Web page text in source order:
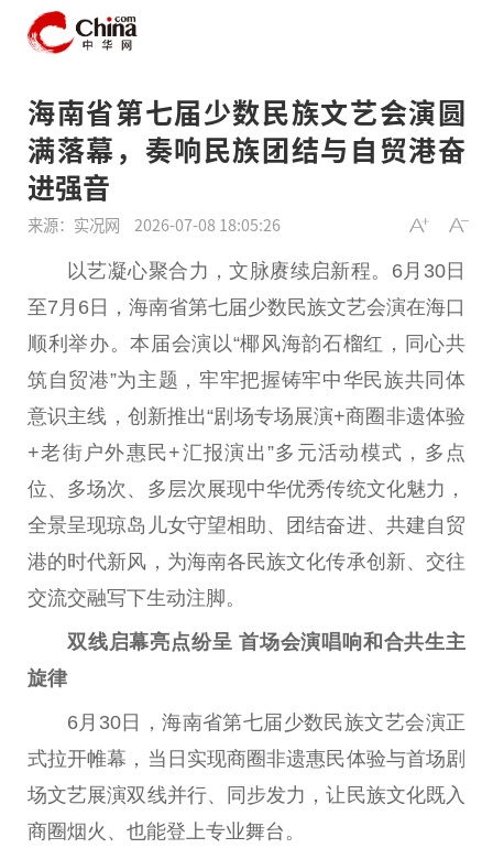
海南省第七届少数民族文艺会演圆
满落幕，奏响民族团结与自贸港奋
进强音
来源：实况网 2026-07-08 18:05:26
以艺凝心聚合力，文脉赓续启新程。6月30日
至7月6日，海南省第七届少数民族文艺会演在海口
顺利举办。本届会演以“椰风海韵石榴红，同心共
筑自贸港”为主题，牢牢把握铸牢中华民族共同体
意识主线，创新推出“剧场专场展演+商圈非遗体验
+老街户外惠民+汇报演出”多元活动模式，多点
位、多场次、多层次展现中华优秀传统文化魅力，
全景呈现琼岛儿女守望相助、团结奋进、共建自贸
港的时代新风，为海南各民族文化传承创新、交往
交流交融写下生动注脚。
双线启幕亮点纷呈 首场会演唱响和合共生主
旋律
6月30日，海南省第七届少数民族文艺会演正
式拉开帷幕，当日实现商圈非遗惠民体验与首场剧
场文艺展演双线并行、同步发力，让民族文化既入
商圈烟火、也能登上专业舞台。